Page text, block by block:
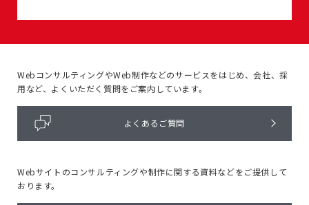
WebコンサルティングやWeb制作などのサービスをはじめ、会社、採
用など、よくいただく質問をご案内しています。
よくあるご質問
Webサイトのコンサルティングや制作に関する資料などをご提供して
おります。